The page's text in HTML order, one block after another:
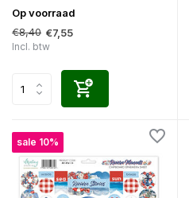
Op voorraad
€8,40 €7,55
Incl. btw
sale 10%